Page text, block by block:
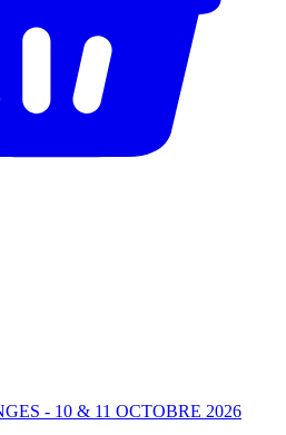
- 10 & 11 OCTOBRE 2026